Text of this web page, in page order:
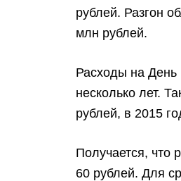
рублей. Разгон
млн рублей.
Расходы на День
несколько лет.
рублей, в 2015
Получается, что
60 рублей. Для